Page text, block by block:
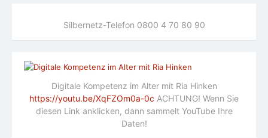
Silbernetz-Telefon 0800 4 70 80 90
Digitale Kompetenz im Alter mit Ria Hinken
https://youtu.be/XqFZOm0a-0c ACHTUNG! Wenn Sie
diesen Link anklicken, dann sammelt YouTube Ihre
Daten!